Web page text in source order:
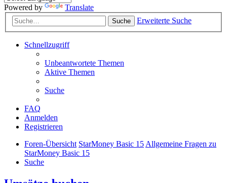
Powered by Translate
Suche Erweiterte Suche
Schnellzugriff
Unbeantwortete Themen
Aktive Themen
Suche
FAQ
Anmelden
Registrieren
Foren-Übersicht StarMoney Basic 15Allgemeine Fragen zu
StarMoney Basic 15
Suche